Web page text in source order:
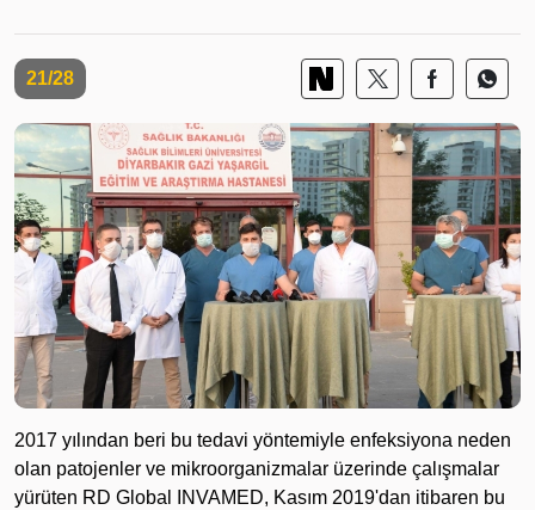
21/28
2017 yılından beri bu tedavi yöntemiyle enfeksiyona neden
olan patojenler ve mikroorganizmalar üzerinde çalışmalar
yürüten RD Global INVAMED, Kasım 2019'dan itibaren bu